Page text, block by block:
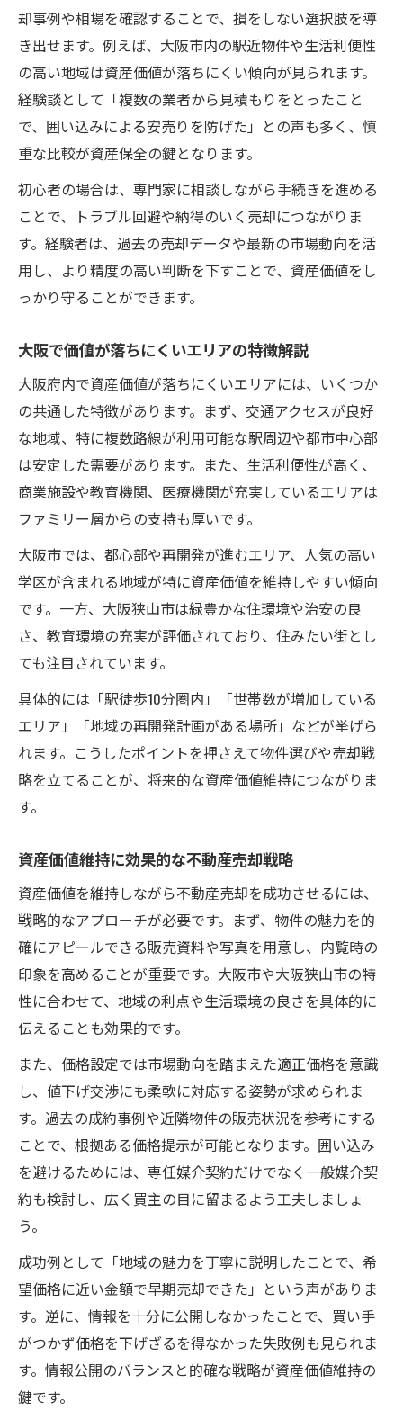
却事例や相場を確認することで、損をしない選択肢を導
き出せます。例えば、大阪市内の駅近物件や生活利便性
の高い地域は資産価値が落ちにくい傾向が見られます。
経験談として「複数の業者から見積もりをとったこと
で、囲い込みによる安売りを防げた」との声も多く、慎
重な比較が資産保全の鍵となります。
初心者の場合は、専門家に相談しながら手続きを進める
ことで、トラブル回避や納得のいく売却につながりま
す。経験者は、過去の売却データや最新の市場動向を活
用し、より精度の高い判断を下すことで、資産価値をし
っかり守ることができます。
大阪で価値が落ちにくいエリアの特徴解説
大阪府内で資産価値が落ちにくいエリアには、いくつか
の共通した特徴があります。まず、交通アクセスが良好
な地域、特に複数路線が利用可能な駅周辺や都市中心部
は安定した需要があります。また、生活利便性が高く、
商業施設や教育機関、医療機関が充実しているエリアは
ファミリー層からの支持も厚いです。
大阪市では、都心部や再開発が進むエリア、人気の高い
学区が含まれる地域が特に資産価値を維持しやすい傾向
です。一方、大阪狭山市は緑豊かな住環境や治安の良
さ、教育環境の充実が評価されており、住みたい街とし
ても注目されています。
具体的には「駅徒歩10分圏内」「世帯数が増加している
エリア」「地域の再開発計画がある場所」などが挙げら
れます。こうしたポイントを押さえて物件選びや売却戦
略を立てることが、将来的な資産価値維持につながりま
す。
資産価値維持に効果的な不動産売却戦略
資産価値を維持しながら不動産売却を成功させるには、
戦略的なアプローチが必要です。まず、物件の魅力を的
確にアピールできる販売資料や写真を用意し、内覧時の
印象を高めることが重要です。大阪市や大阪狭山市の特
性に合わせて、地域の利点や生活環境の良さを具体的に
伝えることも効果的です。
また、価格設定では市場動向を踏まえた適正価格を意識
し、値下げ交渉にも柔軟に対応する姿勢が求められま
す。過去の成約事例や近隣物件の販売状況を参考にする
ことで、根拠ある価格提示が可能となります。囲い込み
を避けるためには、専任媒介契約だけでなく一般媒介契
約も検討し、広く買主の目に留まるよう工夫しましょ
う。
成功例として「地域の魅力を丁寧に説明したことで、希
望価格に近い金額で早期売却できた」という声がありま
す。逆に、情報を十分に公開しなかったことで、買い手
がつかず価格を下げざるを得なかった失敗例も見られま
す。情報公開のバランスと的確な戦略が資産価値維持の
鍵です。